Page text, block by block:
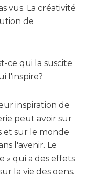
vus. La créativité
de
ce qui la suscite
l'inspire?
inspiration de
peut avoir sur
et sur le monde
l'avenir. Le
» qui a des effets
la vie des gens.